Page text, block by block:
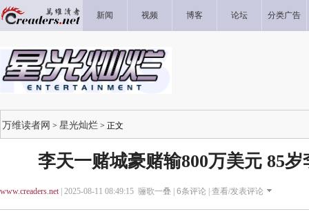
新闻 视频 博客 论坛 分类广告
万维读者网 > 星光灿烂 > 正文
李天一赌城豪赌输800万美元 85
www.creaders.net| 2025-08-11 08:49:15 骊歌一叠 | 6条评论 | 查看/发表评论